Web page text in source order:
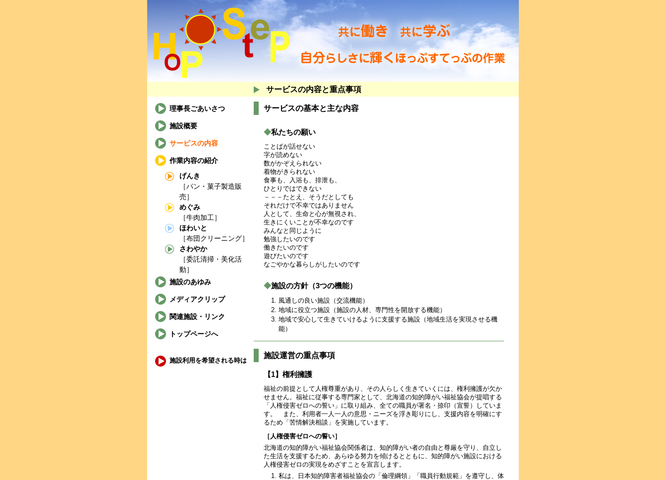
サービスの内容と重点事項
理事長ごあいさつ
施設概要
サービスの内容
作業内容の紹介
げんき
［パン・菓子製造販
売］
めぐみ
［牛肉加工］
ほわいと
［布団クリーニング］
さわやか
［委託清掃・美化活
動］
施設のあゆみ
メディアクリップ
関連施設・リンク
トップページへ
施設利用を希望される時は
サービスの基本と主な内容
◆私たちの願い
ことばが話せない
字が読めない
数がかぞえられない
着物がきられない
食事も、入浴も、排泄も、
ひとりではできない
－－－たとえ、そうだとしても
それだけで不幸ではありません
人として、生命と心が無視され、
生きにくいことが不幸なのです
みんなと同じように
勉強したいのです
働きたいのです
遊びたいのです
なごやかな暮らしがしたいのです
◆施設の方針（3つの機能）
風通しの良い施設（交流機能）
地域に役立つ施設（施設の人材、専門性を開放する機能）
地域で安心して生きていけるように支援する施設（地域生活を実現させる機
能）
施設運営の重点事項
【1】権利擁護
福祉の前提として人権尊重があり、その人らしく生きていくには、権利擁護が欠か
せません。福祉に従事する専門家として、北海道の知的障がい福祉協会が提唱する
「人権侵害ゼロへの誓い」に取り組み、全ての職員が署名・捺印（宣誓）していま
す。 また、利用者一人一人の意思・ニーズを浮き彫りにし、支援内容を明確にす
るため「苦情解決相談」を実施しています。
［人権侵害ゼロへの誓い］
北海道の知的障がい福祉協会関係者は、知的障がい者の自由と尊厳を守り、自立し
た生活を支援するため、あらゆる努力を傾けるとともに、知的障がい施設における
人権侵害ゼロの実現をめざすことを宣言します。
私は、日本知的障害者福祉協会の「倫理綱領」「職員行動規範」を遵守し、体